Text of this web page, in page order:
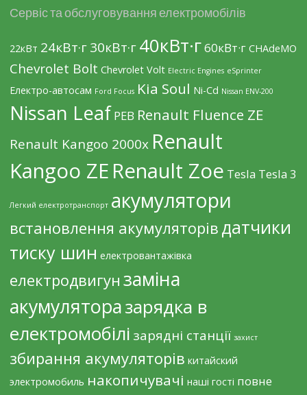
Сервіс та обслуговування електромобілів
22кВт 24кВт·г30кВт·г40кВт·г60кВт·г CHAdeMO
Chevrolet Bolt Chevrolet Volt Electric Engines eSprinter
Eлектро-автосам Ford Focus Kia Soul Ni-Cd Nissan ENV-200
Nissan LeafPEB Renault Fluence ZE
Renault Kangoo 2000х Renault
Kangoo ZE Renault Zoe Tesla Tesla 3
Легкий електротранспорт акумулятори
встановлення акумуляторів датчики
тиску шин електровантажівка
електродвигун заміна
акумуляторазарядка в
електромобілі зарядні станції захист
збирання акумуляторів китайский
электромобиль накопичувачі наші гості повне